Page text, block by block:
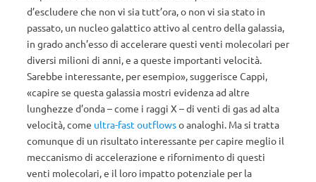
d’escludere che non vi sia tutt’ora, o non vi sia stato in
passato, un nucleo galattico attivo al centro della galassia,
in grado anch’esso di accelerare questi venti molecolari per
diversi milioni di anni, e a queste importanti velocità.
Sarebbe interessante, per esempio», suggerisce Cappi,
«capire se questa galassia mostri evidenza ad altre
lunghezze d’onda – come i raggi X – di venti di gas ad alta
velocità, come ultra-fast outflowso analoghi. Ma si tratta
comunque di un risultato interessante per capire meglio il
meccanismo di accelerazione e rifornimento di questi
venti molecolari, e il loro impatto potenziale per la